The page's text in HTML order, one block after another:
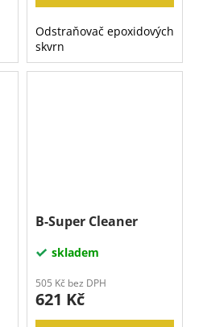
Odstraňovač epoxidových
skvrn
B-Super Cleaner
skladem
505 Kč bez DPH
621 Kč